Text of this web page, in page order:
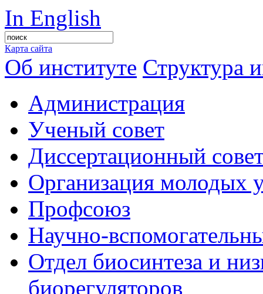
In English
Карта сайта
Об институте Структура
Администрация
Ученый совет
Диссертационный
Организация молодых
Профсоюз
Научно-
Отдел биосинтеза и
биорегуляторов